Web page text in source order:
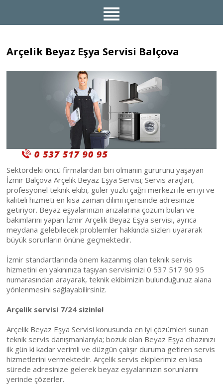
Arçelik Beyaz Eşya Servisi Balçova
Sektördeki öncü firmalardan biri olmanın gururunu yaşayan
İzmir Balçova Arçelik Beyaz Eşya Servisi; Servis araçları,
profesyonel teknik ekibi, güler yüzlü çağrı merkezi ile en iyi ve
kaliteli hizmeti en kısa zaman dilimi içerisinde adresinize
getiriyor. Beyaz eşyalarınızın arızalarına çözüm bulan ve
bakımlarını yapan İzmir Arçelik Beyaz Eşya servisi, ayrıca
meydana gelebilecek problemler hakkında sizleri uyararak
büyük sorunların önüne geçmektedir.
İzmir standartlarında önem kazanmış olan teknik servis
hizmetini en yakınınıza taşıyan servisimizi 0 537 517 90 95
numarasından arayarak, teknik ekibimizin bulunduğunuz alana
yönlenmesini sağlayabilirsiniz.
Arçelik servisi 7/24 sizinle!
Arçelik Beyaz Eşya Servisi konusunda en iyi çözümleri sunan
teknik servis danışmanlarıyla; bozuk olan Beyaz Eşya cihazınızı
ilk gün ki kadar verimli ve düzgün çalışır duruma getiren servis
hizmetlerini vermektedir. Arçelik servis ekiplerimiz en kısa
sürede adresinize gelerek beyaz eşyalarınızın sorunlarını
yerinde çözerler.